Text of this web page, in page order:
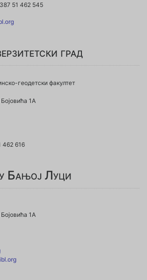
51 462 545
град
геодетски факултет
1A
462 616
Бањој Луци
1А